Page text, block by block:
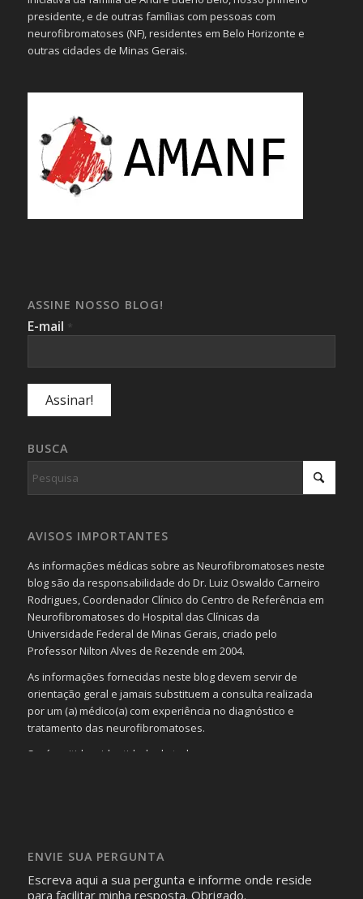
presidente, e de outras famílias com pessoas com
neurofibromatoses (NF), residentes em Belo Horizonte e
outras cidades de Minas Gerais.
ASSINE NOSSO BLOG!
E-mail *
BUSCA
AVISOS IMPORTANTES
As informações médicas sobre as Neurofibromatoses neste
blog são da responsabilidade do Dr. Luiz Oswaldo Carneiro
Rodrigues, Coordenador Clínico do Centro de Referência em
Neurofibromatoses do Hospital das Clínicas da
Universidade Federal de Minas Gerais, criado pelo
Professor Nilton Alves de Rezende em 2004.
As informações fornecidas neste blog devem servir de
orientação geral e jamais substituem a consulta realizada
por um (a) médico(a) com experiência no diagnóstico e
tratamento das neurofibromatoses.
Será omitida a identidade de todas as pessoas que
identificação da pessoa fotografada.
ENVIE SUA PERGUNTA
Escreva aqui a sua pergunta e informe onde reside
para facilitar minha resposta. Obrigado.